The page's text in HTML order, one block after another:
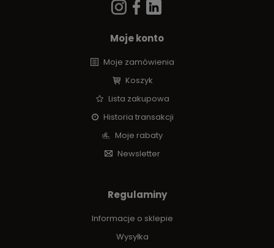
Moje konto
Moje zamówienia
Koszyk
Lista zakupowa
Historia transakcji
Moje rabaty
Newsletter
Regulaminy
Informacje o sklepie
Wysyłka